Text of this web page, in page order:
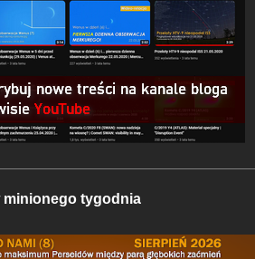
minionego tygodnia